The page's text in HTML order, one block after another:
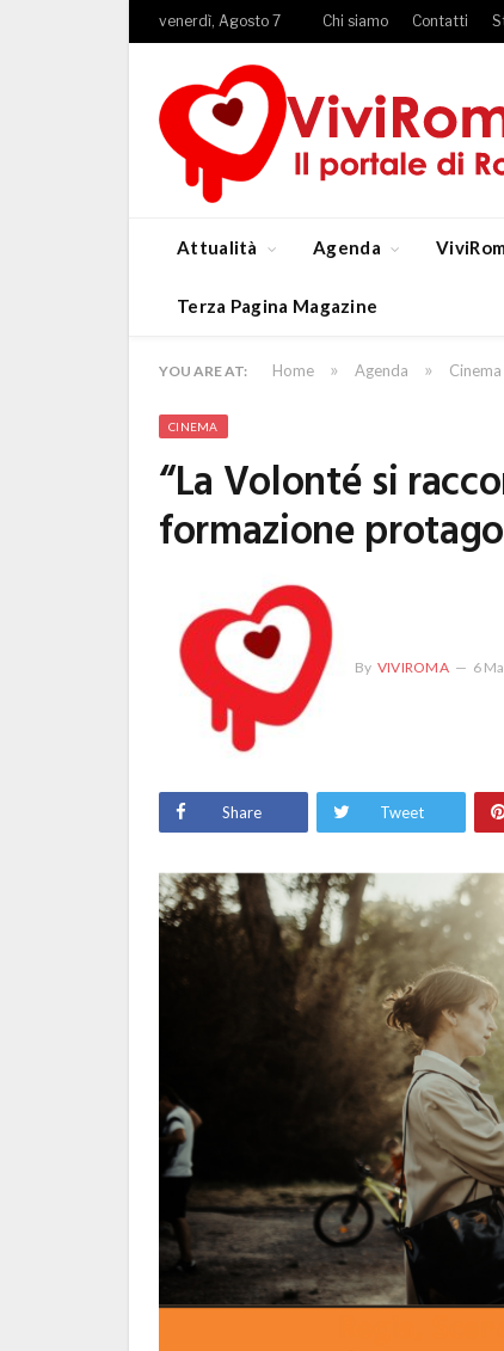
venerdì, Agosto 7 Chi siamo Contatti
Attualità Agenda
Terza Pagina Magazine
YOU ARE AT: Home » Agenda » Cinema
CINEMA
“La Volonté si
formazione
By VIVIROMA 6
Share Tweet